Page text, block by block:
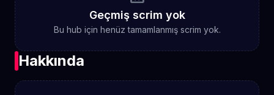
Geçmiş scrim yok
Bu hub için henüz tamamlanmış scrim yok.
Hakkında